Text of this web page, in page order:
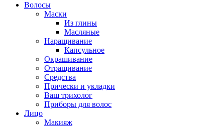
Волосы
Маски
Из глины
Масляные
Наращивание
Капсульное
Окрашивание
Отращивание
Средства
Прически и укладки
Ваш трихолог
Приборы для волос
Лицо
Макияж